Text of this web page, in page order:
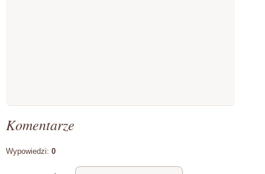
Komentarze
Wypowiedzi: 0